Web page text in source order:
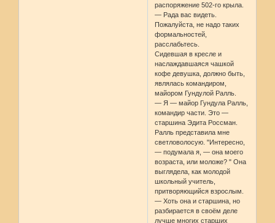
распоряжение 502-го крыла.
— Рада вас видеть.
Пожалуйста, не надо таких
формальностей,
расслабьтесь.
Сидевшая в кресле и
наслаждавшаяся чашкой
кофе девушка, должно быть,
являлась командиром,
майором Гундулой Ралль.
— Я — майор Гундула Ралль,
командир части. Это —
старшина Эдита Россман.
Ралль представила мне
светловолосую. "Интересно,
— подумала я, — она моего
возраста, или моложе? " Она
выглядела, как молодой
школьный учитель,
притворяющийся взрослым.
— Хоть она и старшина, но
разбирается в своём деле
лучше многих старших